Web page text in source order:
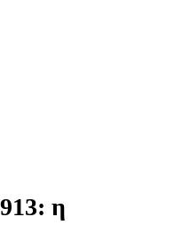
η